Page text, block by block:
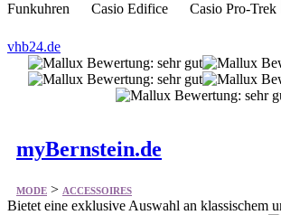
Funkuhren Casio Edifice Casio Pro-Trek
vhb24.de
myBernstein.de
MODE > ACCESSOIRES
Bietet eine exklusive Auswahl an klassischem